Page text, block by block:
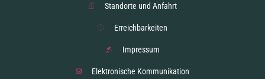
Standorte und Anfahrt
Erreichbarkeiten
Impressum
Elektronische Kommunikation